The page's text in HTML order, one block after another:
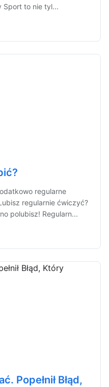
Sport to nie tyl...
regularne
regularnie ćwiczyć?
polubisz! Regularn...
Popełnił Błąd,